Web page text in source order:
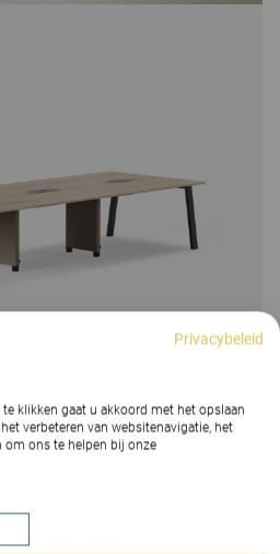
met een hoogte van
Privacybeleid
te klikken gaat u akkoord met het opslaan
verbeteren van websitenavigatie, het
om ons te helpen bij onze